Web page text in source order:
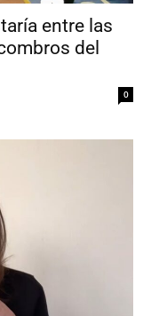
entre las
del
0